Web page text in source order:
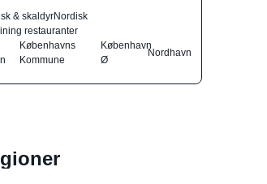
& skaldyrNordisk
restauranter
Københavns
Kommune
København
Ø
Nordhavn